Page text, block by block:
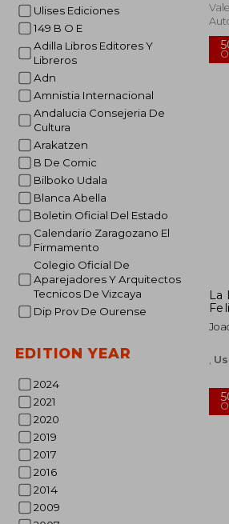
Ulises Ediciones
149 B O E
Adilla Libros Editores Y
Libreros
Adn
Amnistia Internacional
Andalucia Consejeria De
Cultura
Arakatzen
B De Comic
Bilboko Udala
Blanca Abella
Boletin Oficial Del Estado
Calendario Zaragozano El
Firmamento
Colegio Oficial De
Aparejadores Y Arquitectos
Tecnicos De Vizcaya
Dip Prov De Ourense
EDITION YEAR
2024
2021
2020
2019
2017
2016
2014
2009
La